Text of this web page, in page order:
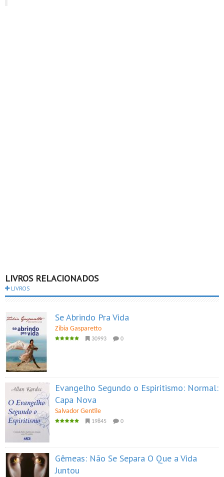
LIVROS RELACIONADOS
LIVROS
Se Abrindo Pra Vida
Zibia Gasparetto
30993 0
Evangelho Segundo o Espiritismo: Normal:
Capa Nova
Salvador Gentile
19845 0
Gêmeas: Não Se Separa O Que a Vida
Juntou